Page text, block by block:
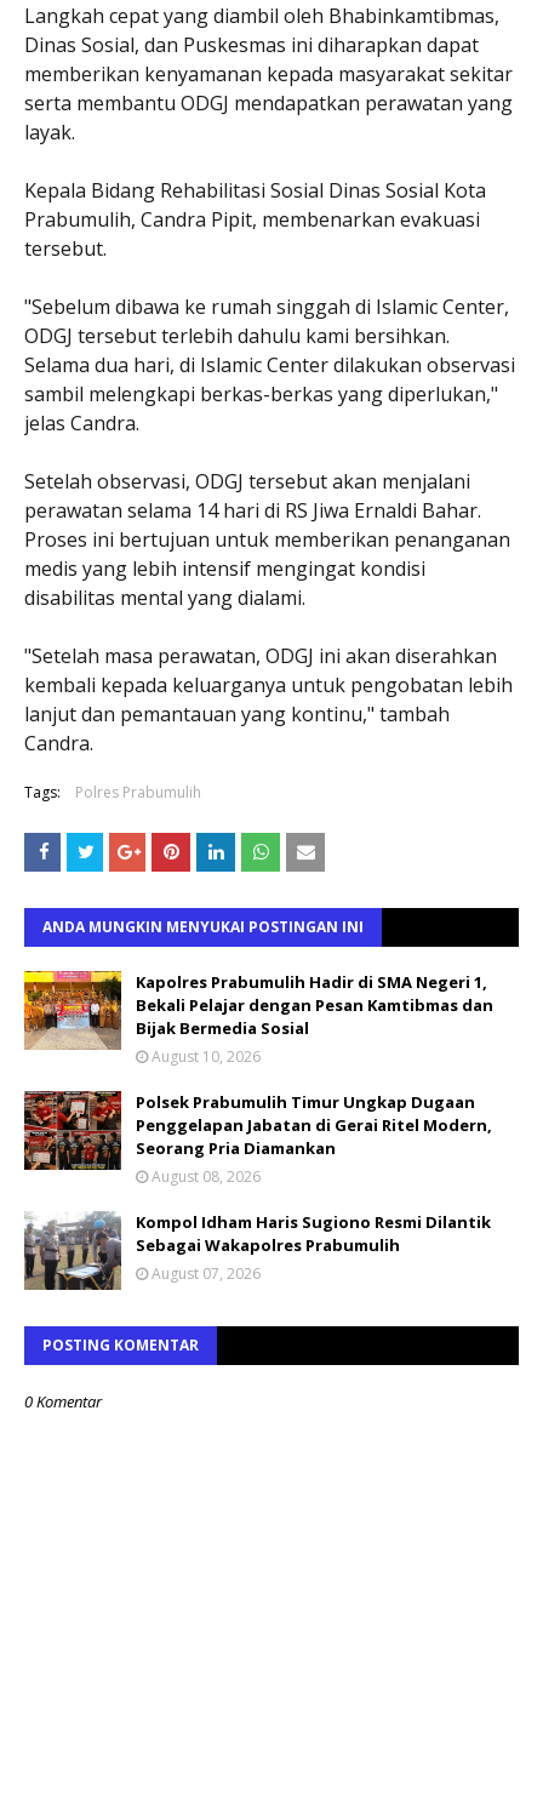
Langkah cepat yang diambil oleh Bhabinkamtibmas,
Dinas Sosial, dan Puskesmas ini diharapkan dapat
memberikan kenyamanan kepada masyarakat sekitar
serta membantu ODGJ mendapatkan perawatan yang
layak.
Kepala Bidang Rehabilitasi Sosial Dinas Sosial Kota
Prabumulih, Candra Pipit, membenarkan evakuasi
tersebut.
"Sebelum dibawa ke rumah singgah di Islamic Center,
ODGJ tersebut terlebih dahulu kami bersihkan.
Selama dua hari, di Islamic Center dilakukan observasi
sambil melengkapi berkas-berkas yang diperlukan,"
jelas Candra.
Setelah observasi, ODGJ tersebut akan menjalani
perawatan selama 14 hari di RS Jiwa Ernaldi Bahar.
Proses ini bertujuan untuk memberikan penanganan
medis yang lebih intensif mengingat kondisi
disabilitas mental yang dialami.
"Setelah masa perawatan, ODGJ ini akan diserahkan
kembali kepada keluarganya untuk pengobatan lebih
lanjut dan pemantauan yang kontinu," tambah
Candra.
Tags: Polres Prabumulih
ANDA MUNGKIN MENYUKAI POSTINGAN INI
Kapolres Prabumulih Hadir di SMA Negeri 1,
Bekali Pelajar dengan Pesan Kamtibmas dan
Bijak Bermedia Sosial
August 10, 2026
Polsek Prabumulih Timur Ungkap Dugaan
Penggelapan Jabatan di Gerai Ritel Modern,
Seorang Pria Diamankan
August 08, 2026
Kompol Idham Haris Sugiono Resmi Dilantik
Sebagai Wakapolres Prabumulih
August 07, 2026
POSTING KOMENTAR
0 Komentar